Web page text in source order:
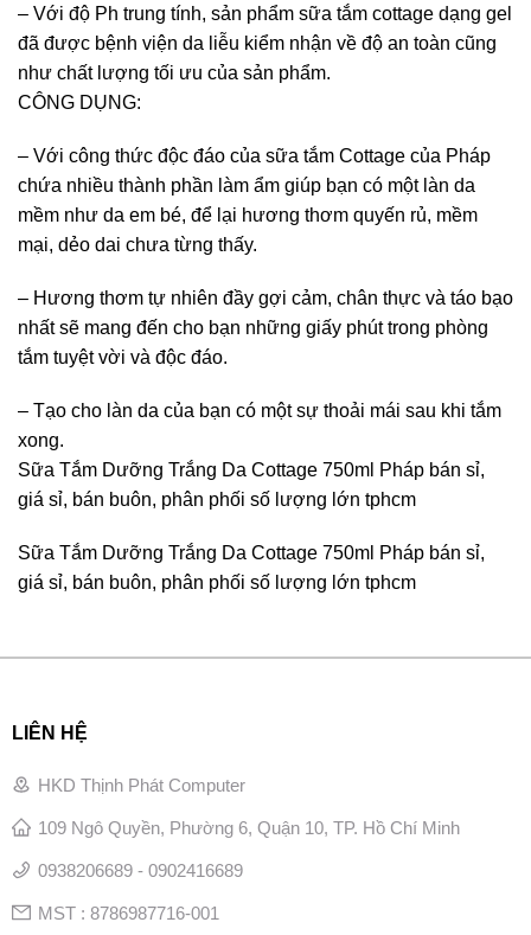
– Với độ Ph trung tính, sản phẩm sữa tắm cottage dạng gel
đã được bệnh viện da liễu kiểm nhận về độ an toàn cũng
như chất lượng tối ưu của sản phẩm.
CÔNG DỤNG:
– Với công thức độc đáo của sữa tắm Cottage của Pháp
chứa nhiều thành phần làm ẩm giúp bạn có một làn da
mềm như da em bé, để lại hương thơm quyến rủ, mềm
mại, dẻo dai chưa từng thấy.
– Hương thơm tự nhiên đầy gợi cảm, chân thực và táo bạo
nhất sẽ mang đến cho bạn những giấy phút trong phòng
tắm tuyệt vời và độc đáo.
– Tạo cho làn da của bạn có một sự thoải mái sau khi tắm
xong.
Sữa Tắm Dưỡng Trắng Da Cottage 750ml Pháp bán sỉ,
giá sỉ, bán buôn, phân phối số lượng lớn tphcm
Sữa Tắm Dưỡng Trắng Da Cottage 750ml Pháp bán sỉ,
giá sỉ, bán buôn, phân phối số lượng lớn tphcm
LIÊN HỆ
HKD Thịnh Phát Computer
109 Ngô Quyền, Phường 6, Quận 10, TP. Hồ Chí Minh
0938206689 - 0902416689
MST : 8786987716-001